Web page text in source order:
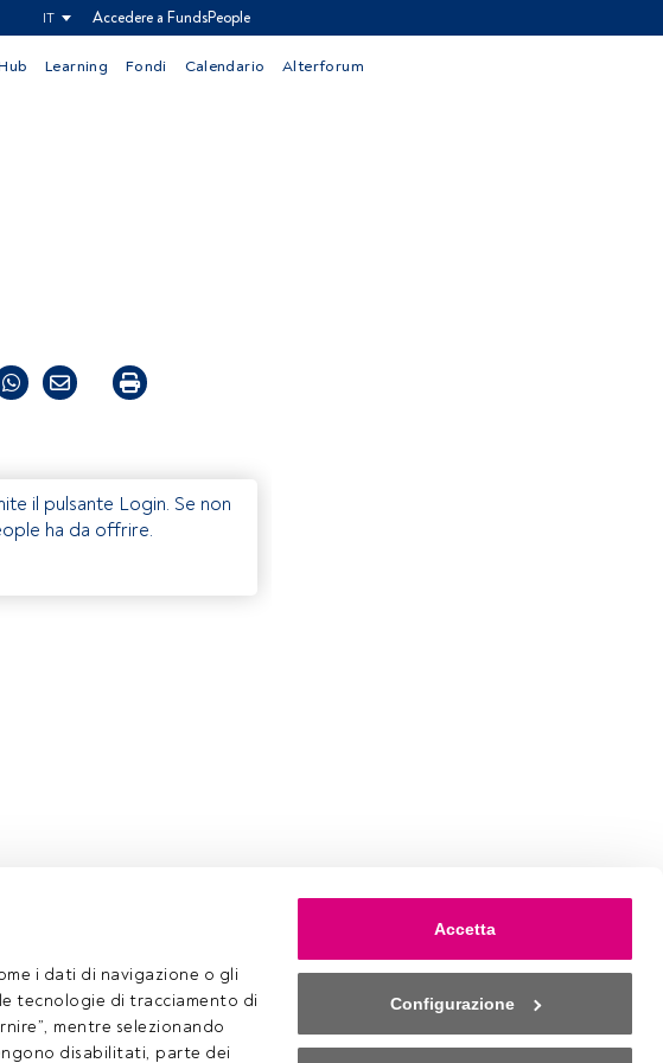
i dati di navigazione o gli
tecnologie di tracciamento di
mentre selezionando
disabilitati, parte dei
Accetta
Configurazione
IT Accedere a FundsPeople
Learning Fondi Calendario Alterforum
il pulsante Login. Se non
ha da offrire.